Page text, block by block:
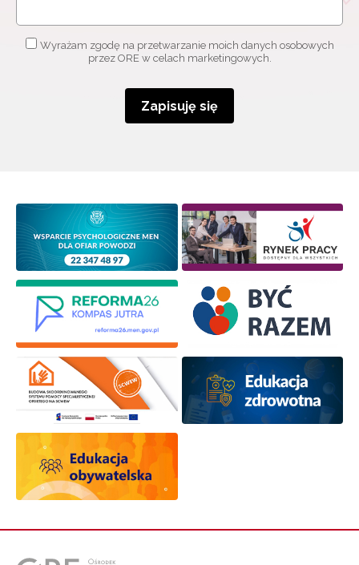
Wyrażam zgodę na przetwarzanie moich danych osobowych
przez ORE w celach marketingowych.
Zapisuję się